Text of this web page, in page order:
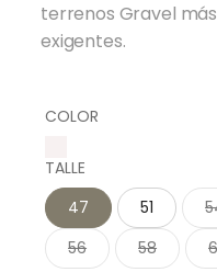
terrenos Gravel más
exigentes.
COLOR
TALLE
47
51
56
58